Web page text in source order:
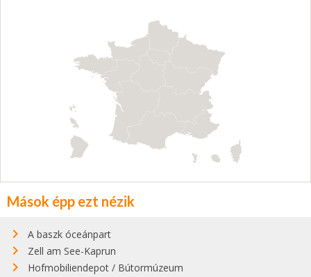
Mások épp ezt nézik
A baszk óceánpart
Zell am See-Kaprun
Hofmobiliendepot / Bútormúzeum